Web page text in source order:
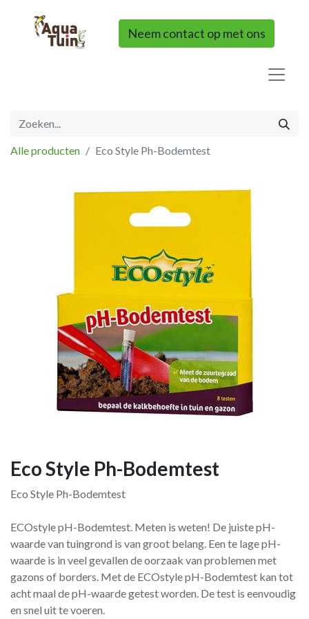
Neem contact op met ons
Alle producten Eco Style Ph-Bodemtest
Eco Style Ph-Bodemtest
Eco Style Ph-Bodemtest
ECOstyle pH-Bodemtest. Meten is weten! De juiste pH-
waarde van tuingrond is van groot belang. Een te lage pH-
waarde is in veel gevallen de oorzaak van problemen met
gazons of borders. Met de ECOstyle pH-Bodemtest kan tot
acht maal de pH-waarde getest worden. De test is eenvoudig
en snel uit te voeren.